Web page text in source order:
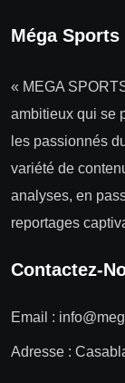
Méga Sports
« MEGA
ambitieux qui se
les passionnés
variété de
analyses, en
reportages
Contactez-
Email :
Adresse :